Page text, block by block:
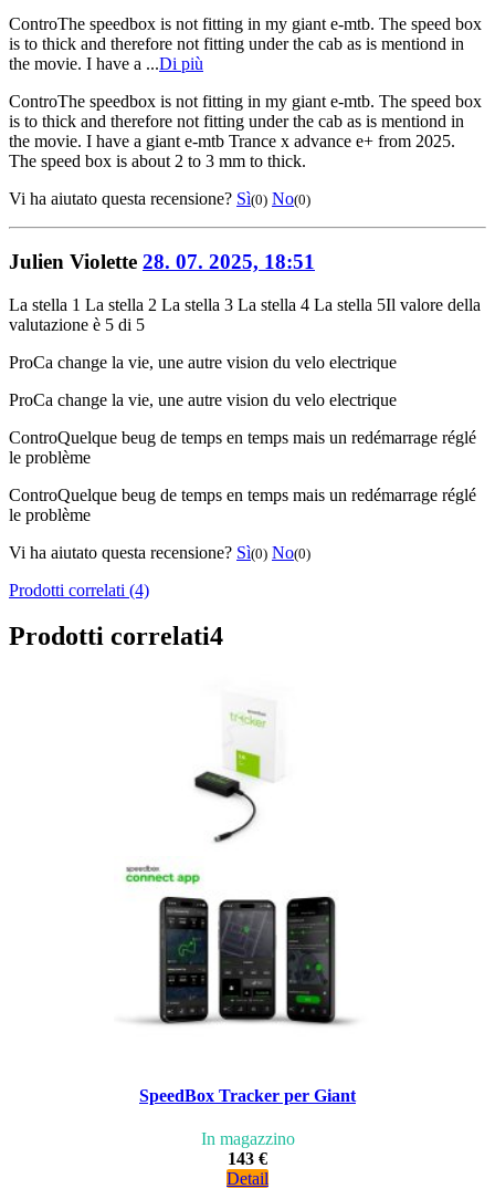
ControThe speedbox is not fitting in my giant e-mtb. The speed box
is to thick and therefore not fitting under the cab as is mentiond in
the movie. I have a ...Di più
ControThe speedbox is not fitting in my giant e-mtb. The speed box
is to thick and therefore not fitting under the cab as is mentiond in
the movie. I have a giant e-mtb Trance x advance e+ from 2025.
The speed box is about 2 to 3 mm to thick.
Vi ha aiutato questa recensione? Sì(0) No(0)
Julien Violette 28. 07. 2025, 18:51
La stella 1 La stella 2 La stella 3 La stella 4 La stella 5Il valore della
valutazione è 5 di 5
ProCa change la vie, une autre vision du velo electrique
ProCa change la vie, une autre vision du velo electrique
ControQuelque beug de temps en temps mais un redémarrage réglé
le problème
ControQuelque beug de temps en temps mais un redémarrage réglé
le problème
Vi ha aiutato questa recensione? Sì(0) No(0)
Prodotti correlati (4)
Prodotti correlati4
SpeedBox Tracker per Giant
In magazzino
143 €
Detail